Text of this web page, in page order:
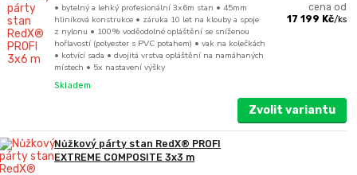
• bytelný a lehký profesionální 3x6m stan • 45mm
hliníková konstrukce • záruka 10 let na klouby a spoje
z nylonu • 100% voděodolné opláštění se sníženou
hořlavostí (polyester s PVC potahem) • vak na kolečkách
• kotvící sada • dvojitá vrstva opláštění na namáhaných
místech • 5x nastavení výšky
cena od
17 199 Kč/ks
Skladem
Zvolit variantu
Nůžkový párty stan RedX® PROFI
EXTREME COMPOSITE 3x3 m